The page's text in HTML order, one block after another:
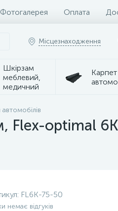
Фотогалерея Оплата
Місцезнаходження
Шкірзам
меблевий,
медичний
Карпет
Flex-optimal
FL6K-75-50
немає відгуків